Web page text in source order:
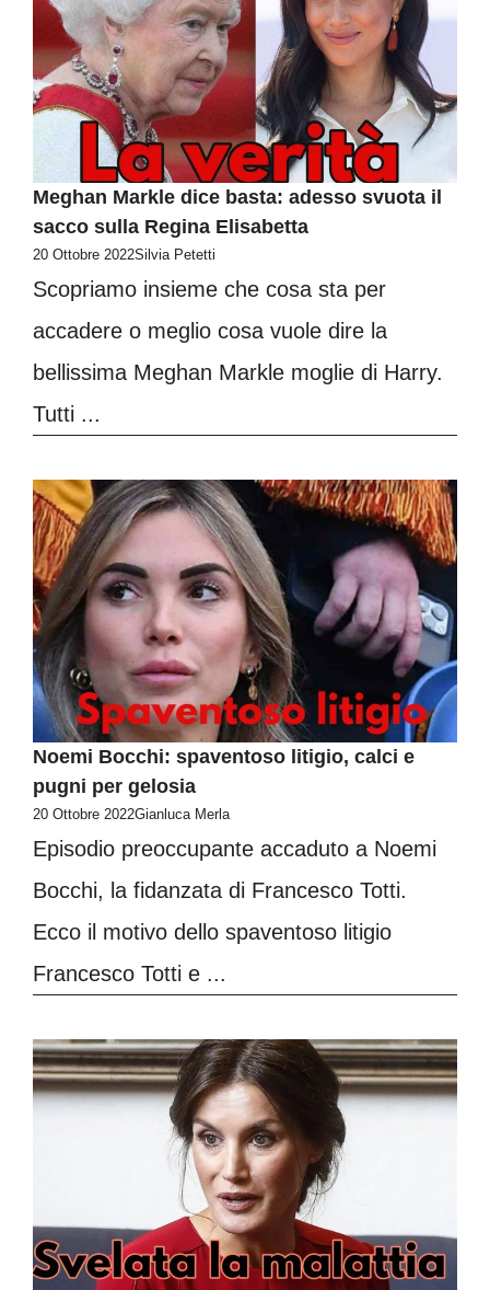
Meghan Markle dice basta: adesso svuota il
sacco sulla Regina Elisabetta
20 Ottobre 2022Silvia Petetti
Scopriamo insieme che cosa sta per
accadere o meglio cosa vuole dire la
bellissima Meghan Markle moglie di Harry.
Tutti ...
Noemi Bocchi: spaventoso litigio, calci e
pugni per gelosia
20 Ottobre 2022Gianluca Merla
Episodio preoccupante accaduto a Noemi
Bocchi, la fidanzata di Francesco Totti.
Ecco il motivo dello spaventoso litigio
Francesco Totti e ...